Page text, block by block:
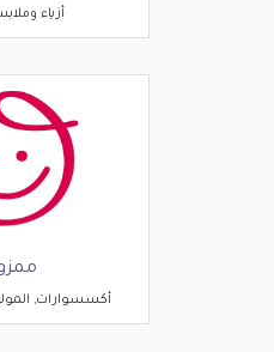
أزياء
أكسسوارات,